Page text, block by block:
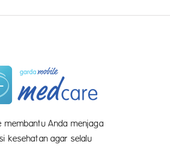
membantu Anda menjaga
kesehatan agar selalu